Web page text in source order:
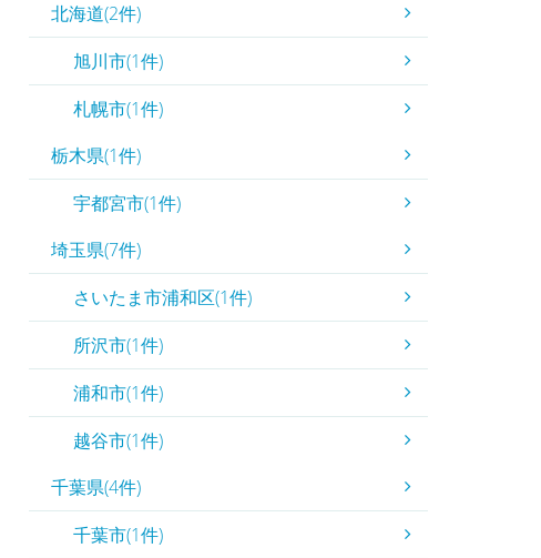
北海道(2件)
旭川市(1件)
札幌市(1件)
栃木県(1件)
宇都宮市(1件)
埼玉県(7件)
さいたま市浦和区(1件)
所沢市(1件)
浦和市(1件)
越谷市(1件)
千葉県(4件)
千葉市(1件)